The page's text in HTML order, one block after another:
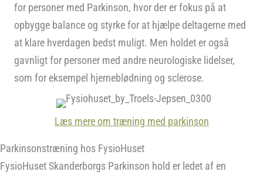
for personer med Parkinson, hvor der er fokus på at
opbygge balance og styrke for at hjælpe deltagerne med
at klare hverdagen bedst muligt. Men holdet er også
gavnligt for personer med andre neurologiske lidelser,
som for eksempel hjerneblødning og sclerose.
Læs mere om træning med parkinson
Parkinsonstræning hos FysioHuset
FysioHuset Skanderborgs Parkinson hold er ledet af en